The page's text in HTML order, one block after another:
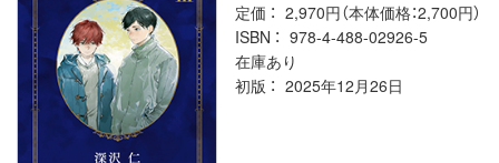
定価
2,970円（本体価格：2,700円）
ISBN
978-4-488-02926-5
在庫あり
初版
2025年12月26日